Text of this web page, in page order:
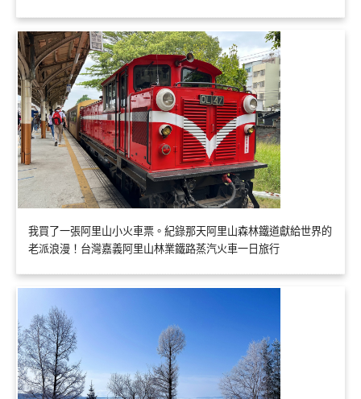
我買了一張阿里山小火車票。紀錄那天阿里山森林鐵道獻給世界的
老派浪漫！台灣嘉義阿里山林業鐵路蒸汽火車一日旅行